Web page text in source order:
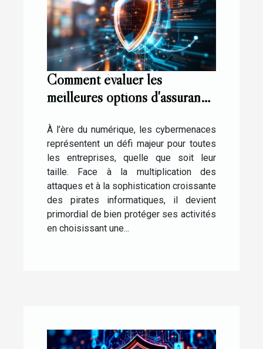
Comment évaluer les
meilleures options d'assurance
À l’ère du numérique, les cybermenaces
représentent un défi majeur pour toutes
les entreprises, quelle que soit leur
taille. Face à la multiplication des
attaques et à la sophistication croissante
des pirates informatiques, il devient
primordial de bien protéger ses activités
en choisissant une...